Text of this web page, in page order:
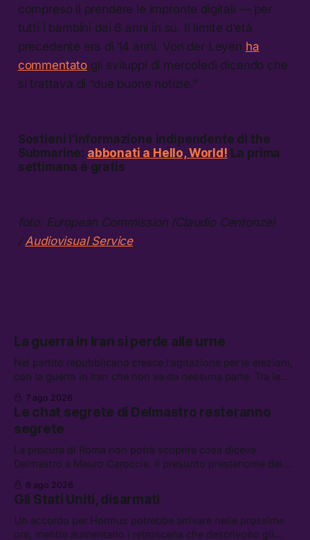
compreso il prendere le impronte digitali — per
tutti i bambini dai 6 anni in sù. Il limite d’età
precedente era di 14 anni. Von der Leyen ha
commentato gli sviluppi di mercoledì dicendo che
si trattava di “due buone notizie.”
Sostieni l’informazione indipendente di the
Submarine: abbonati a Hello, World! La prima
settimana è gratis
foto: European Commission (Claudio Centonze)
/Audiovisual Service
La guerra in Iran si perde alle urne
Nel partito repubblicano cresce l’agitazione per le elezioni,
con la guerra in Iran che non va da nessuna parte. Tra le
lavoro, Schlein prova a mettere in sicurezza la coalizione, e
che cos’è lo “Spiralismo,” la religione degli agenti IA
7 ago 2026
Le chat segrete di Delmastro resteranno
segrete
La procura di Roma non potrà scoprire cosa diceva
Delmastro a Mauro Caroccia, il presunto prestanome del
attacchi in Libano, il governo chiederà 36 miliardi di
flessibilità in armi e energia, e Grokipedia è già stata
abbandonata
6 ago 2026
Gli Stati Uniti, disarmati
Un accordo per Hormuz potrebbe arrivare nelle prossime
ore, mentre aumentano i retroscena che descrivono gli